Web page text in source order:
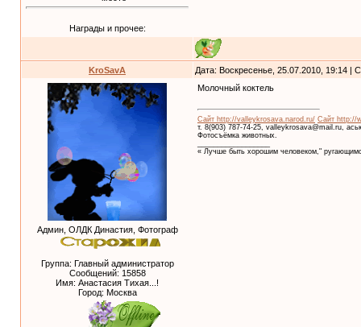
Награды и прочее:
KroSavA Дата: Воскресенье, 25.07.2010, 19:14 |
Админ, ОЛДК Династия, Фотограф
Группа: Главный администратор
Сообщений: 15858
Имя: Анастасия Тихая...!
Город: Москва
Молочный коктель
Сайт http://valleykrosava.narod.ru/ Сайт http://
т. 8(903) 787-74-25, valleykrosava@mail.ru,
Фотосъёмка животных.
« Лучше быть хорошим человеком,"